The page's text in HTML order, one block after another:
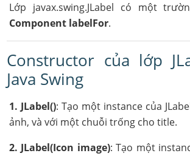
Lớp javax.swing.JLabel có một
Component labelFor.
Constructor của lớp
Java Swing
1. JLabel(): Tạo một instance của
ảnh, và với một chuỗi trống cho title.
2. JLabel(Icon image): Tạo một